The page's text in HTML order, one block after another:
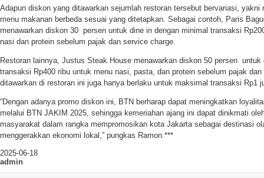
Adapun diskon yang ditawarkan sejumlah restoran tersebut bervariasi, yakni
menu makanan berbeda sesuai yang ditetapkan. Sebagai contoh, Paris
menawarkan diskon 30 persen untuk dine in dengan minimal transaksi
nasi dan protein sebelum pajak dan service charge.
Restoran lainnya, Justus Steak House menawarkan diskon 50 persen untuk
transaksi Rp400 ribu untuk menu nasi, pasta, dan protein sebelum pajak
ditawarkan di restoran ini juga hanya berlaku untuk maksimal transaksi Rp1
“Dengan adanya promo diskon ini, BTN berharap dapat meningkatkan
melalui BTN JAKIM 2025, sehingga kemeriahan ajang ini dapat dinikmati
masyarakat dalam rangka mempromosikan kota Jakarta sebagai destinasi
menggerakkan ekonomi lokal,” pungkas Ramon.***
2025-06-18
admin